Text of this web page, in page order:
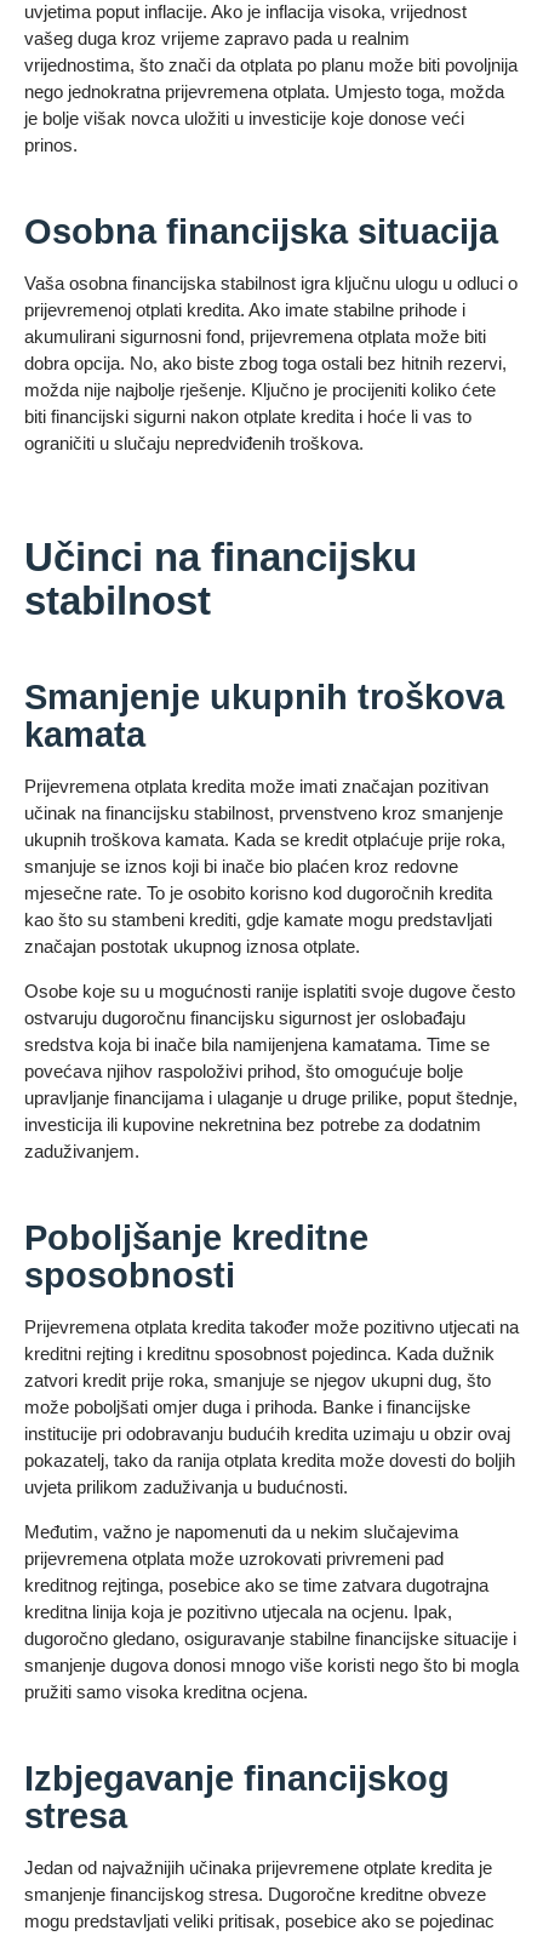
uvjetima poput inflacije. Ako je inflacija visoka, vrijednost
vašeg duga kroz vrijeme zapravo pada u realnim
vrijednostima, što znači da otplata po planu može biti povoljnija
nego jednokratna prijevremena otplata. Umjesto toga, možda
je bolje višak novca uložiti u investicije koje donose veći
prinos.
Osobna financijska situacija
Vaša osobna financijska stabilnost igra ključnu ulogu u odluci o
prijevremenoj otplati kredita. Ako imate stabilne prihode i
akumulirani sigurnosni fond, prijevremena otplata može biti
dobra opcija. No, ako biste zbog toga ostali bez hitnih rezervi,
možda nije najbolje rješenje. Ključno je procijeniti koliko ćete
biti financijski sigurni nakon otplate kredita i hoće li vas to
ograničiti u slučaju nepredviđenih troškova.
Učinci na financijsku
stabilnost
Smanjenje ukupnih troškova
kamata
Prijevremena otplata kredita može imati značajan pozitivan
učinak na financijsku stabilnost, prvenstveno kroz smanjenje
ukupnih troškova kamata. Kada se kredit otplaćuje prije roka,
smanjuje se iznos koji bi inače bio plaćen kroz redovne
mjesečne rate. To je osobito korisno kod dugoročnih kredita
kao što su stambeni krediti, gdje kamate mogu predstavljati
značajan postotak ukupnog iznosa otplate.
Osobe koje su u mogućnosti ranije isplatiti svoje dugove često
ostvaruju dugoročnu financijsku sigurnost jer oslobađaju
sredstva koja bi inače bila namijenjena kamatama. Time se
povećava njihov raspoloživi prihod, što omogućuje bolje
upravljanje financijama i ulaganje u druge prilike, poput štednje,
investicija ili kupovine nekretnina bez potrebe za dodatnim
zaduživanjem.
Poboljšanje kreditne
sposobnosti
Prijevremena otplata kredita također može pozitivno utjecati na
kreditni rejting i kreditnu sposobnost pojedinca. Kada dužnik
zatvori kredit prije roka, smanjuje se njegov ukupni dug, što
može poboljšati omjer duga i prihoda. Banke i financijske
institucije pri odobravanju budućih kredita uzimaju u obzir ovaj
pokazatelj, tako da ranija otplata kredita može dovesti do boljih
uvjeta prilikom zaduživanja u budućnosti.
Međutim, važno je napomenuti da u nekim slučajevima
prijevremena otplata može uzrokovati privremeni pad
kreditnog rejtinga, posebice ako se time zatvara dugotrajna
kreditna linija koja je pozitivno utjecala na ocjenu. Ipak,
dugoročno gledano, osiguravanje stabilne financijske situacije i
smanjenje dugova donosi mnogo više koristi nego što bi mogla
pružiti samo visoka kreditna ocjena.
Izbjegavanje financijskog
stresa
Jedan od najvažnijih učinaka prijevremene otplate kredita je
smanjenje financijskog stresa. Dugoročne kreditne obveze
mogu predstavljati veliki pritisak, posebice ako se pojedinac